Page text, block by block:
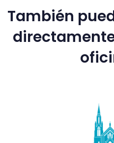
También